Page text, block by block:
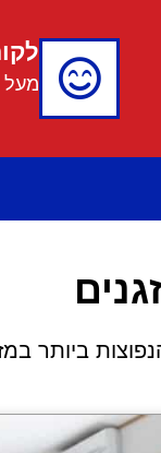
מעל 30,000 לקוחות מרוצים
ביותר